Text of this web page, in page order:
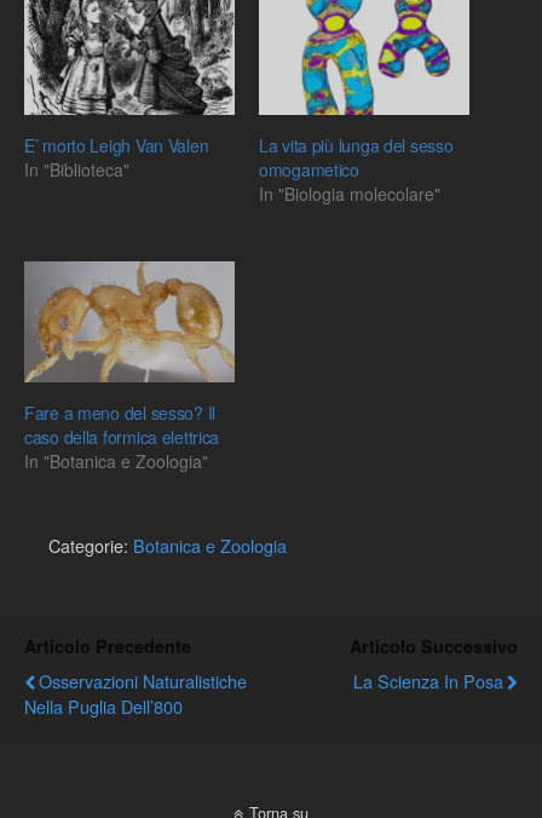
E’ morto Leigh Van Valen
In "Biblioteca"
La vita più lunga del sesso
omogametico
In "Biologia molecolare"
Fare a meno del sesso? Il
caso della formica elettrica
In "Botanica e Zoologia"
Categorie: Botanica e Zoologia
Articolo Precedente
Osservazioni Naturalistiche
Nella Puglia Dell’800
Articolo Successivo
La Scienza In Posa
Torna su